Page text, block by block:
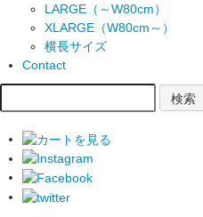
LARGE（～W80cm）
XLARGE（W80cm～）
横長サイズ
Contact